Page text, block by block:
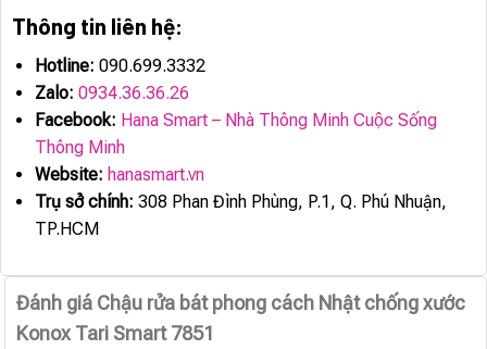
Thông tin liên hệ:
Hotline: 090.699.3332
Zalo: 0934.36.36.26
Facebook: Hana Smart – Nhà Thông Minh Cuộc Sống
Thông Minh
Website: hanasmart.vn
Trụ sở chính: 308 Phan Đình Phùng, P.1, Q. Phú Nhuận,
TP.HCM
Đánh giá Chậu rửa bát phong cách Nhật chống xước
Konox Tari Smart 7851